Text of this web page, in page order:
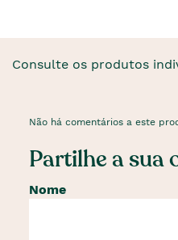
Consulte os produtos
Não há comentários a este
Partilhe a sua
Nome